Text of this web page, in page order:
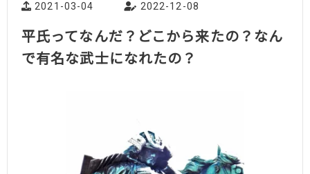
2021-03-04 2022-12-08
平氏ってなんだ？どこから来たの？なん
で有名な武士になれたの？